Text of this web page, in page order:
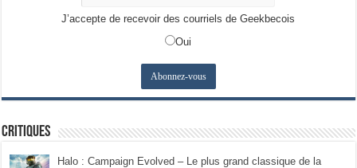
J’accepte de recevoir des courriels de Geekbecois
Oui
Critiques
Halo : Campaign Evolved – Le plus grand classique de la